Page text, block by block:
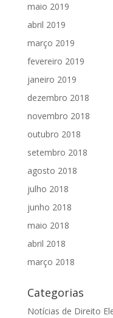
maio 2019
abril 2019
março 2019
fevereiro 2019
janeiro 2019
dezembro 2018
novembro 2018
outubro 2018
setembro 2018
agosto 2018
julho 2018
junho 2018
maio 2018
abril 2018
março 2018
Categorias
Notícias de Direito